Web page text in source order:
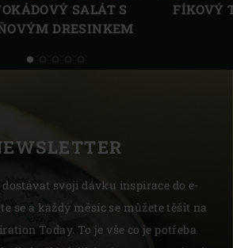
SALÁT S
DRESINKEM
FÍKOVÝ
svoji dávku inspirace do e-
se a každý měsíc se můžete těšit na
Today. To je vše co je potřeba